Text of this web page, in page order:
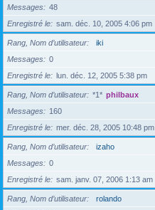
Messages
48
Enregistré le
sam. déc. 10, 2005 4:06 pm
Rang, Nom d’utilisateur
iki
Messages
0
Enregistré le
lun. déc. 12, 2005 5:38 pm
Rang, Nom d’utilisateur *1* philbaux
Messages
160
Enregistré le
mer. déc. 28, 2005 10:48 pm
Rang, Nom d’utilisateur
izaho
Messages
0
Enregistré le
sam. janv. 07, 2006 1:13 am
Rang, Nom d’utilisateur
rolando